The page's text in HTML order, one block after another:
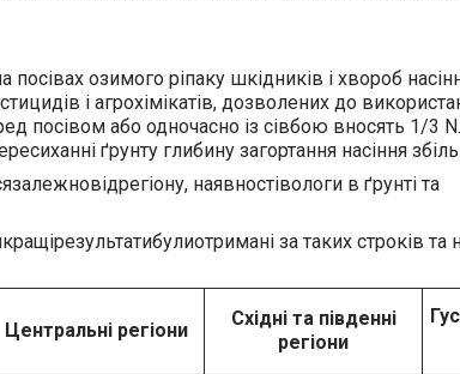
озимого ріпаку шкідників і хвороб
і агрохімікатів, дозволених до
посівом або одночасно із сівбою вносять 1/3
ґрунту глибину загортання насіння
наявностівологи в ґрунті та
за таких строків та
Центральні регіони
Східні та південні
регіони